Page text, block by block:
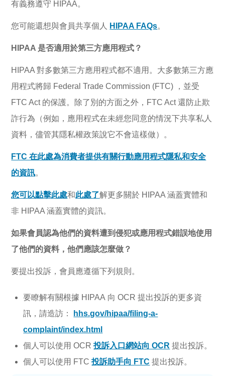
有義務遵守 HIPAA。
您可能還想與會員共享個人 HIPAA FAQs。
HIPAA 是否適用於第三方應用程式？
HIPAA 對多數第三方應用程式都不適用。大多數第三方應
用程式將歸 Federal Trade Commission (FTC) ，並受
FTC Act 的保護。除了別的方面之外，FTC Act 還防止欺
詐行為（例如，應用程式在未經您同意的情況下共享私人
資料，儘管其隱私權政策說它不會這樣做）。
FTC 在此處為消費者提供有關行動應用程式隱私和安全
的資訊。
您可以點擊此處和此處了解更多關於 HIPAA 涵蓋實體和
非 HIPAA 涵蓋實體的資訊。
如果會員認為他們的資料遭到侵犯或應用程式錯誤地使用
了他們的資料，他們應該怎麼做？
要提出投訴，會員應遵循下列規則。
要瞭解有關根據 HIPAA 向 OCR 提出投訴的更多資
訊，請造訪：
hhs.gov/hipaa/filing-a-
complaint/index.html
個人可以使用 OCR投訴入口網站向 OCR 提出投訴。
個人可以使用 FTC投訴助手向 FTC 提出投訴。